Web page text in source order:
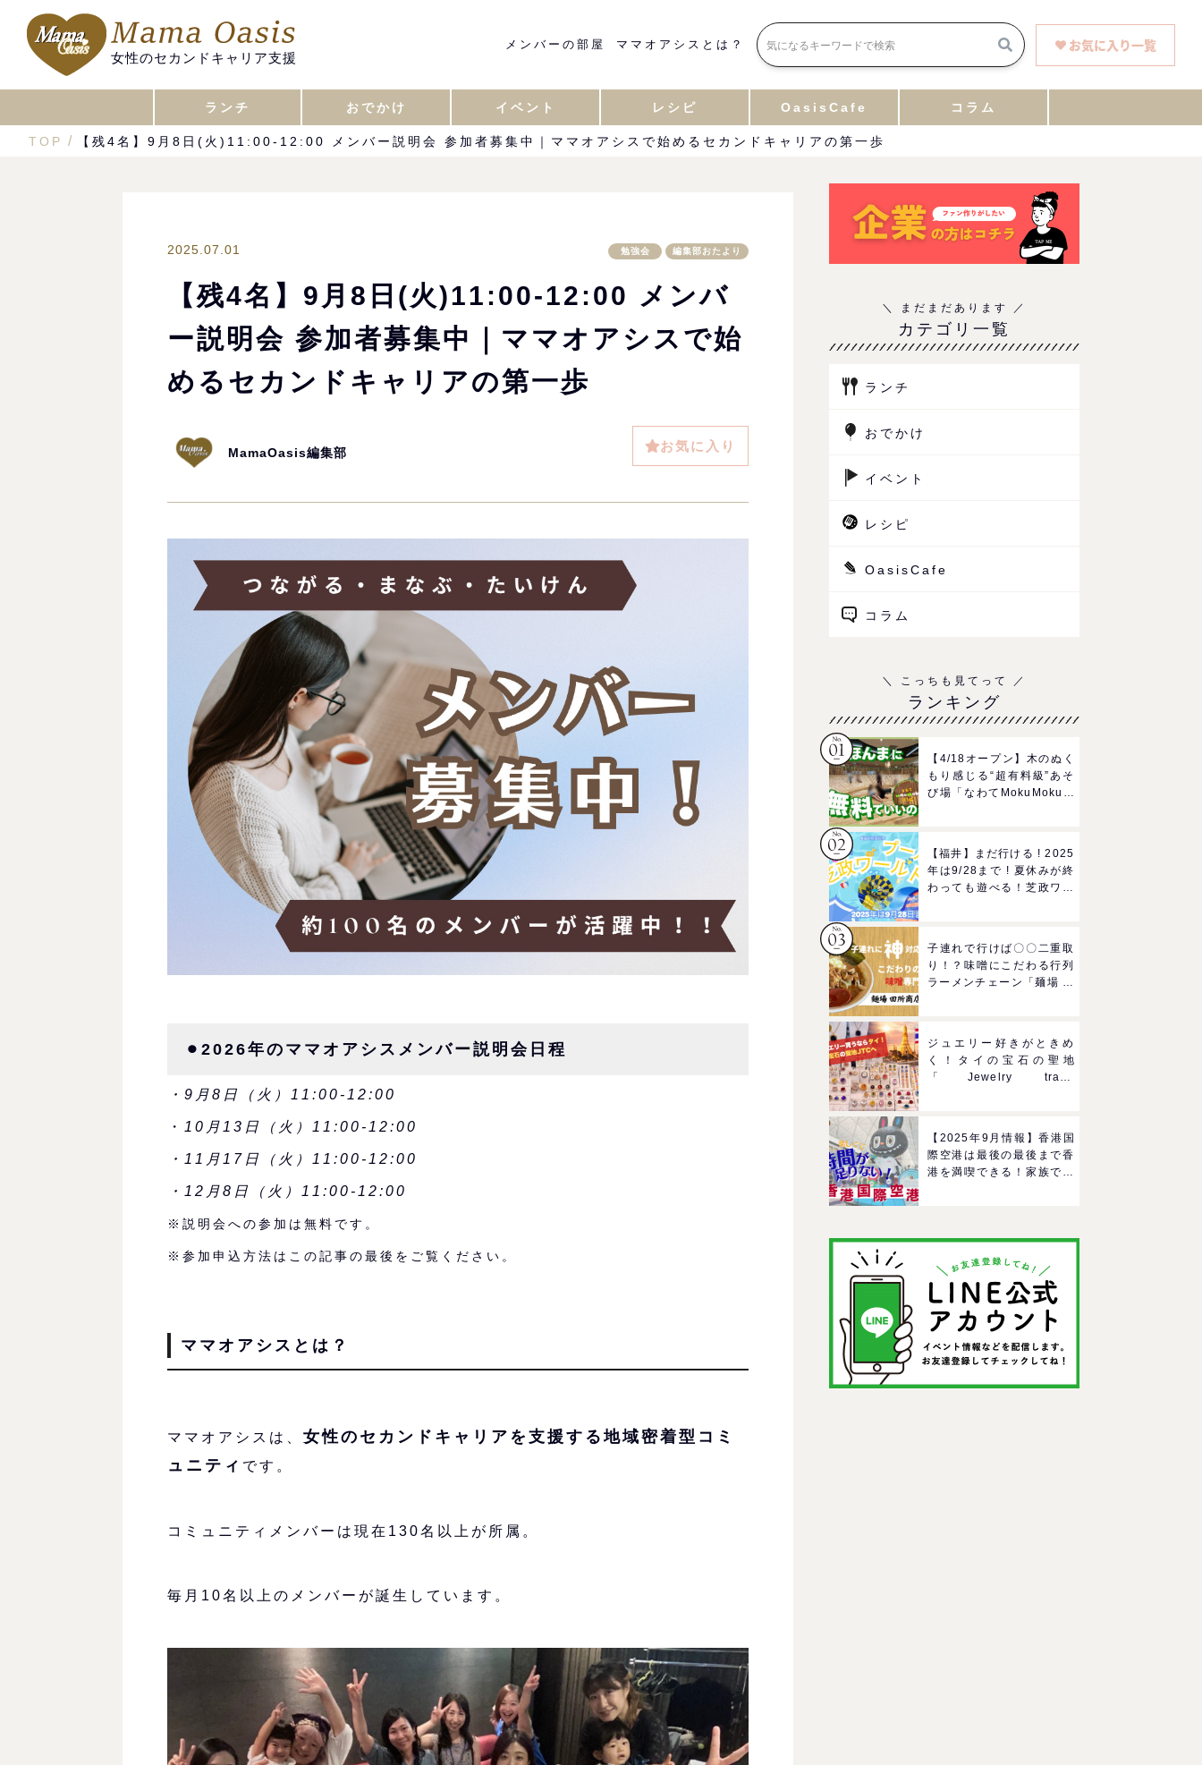
女性のセカンドキャリア支援
メンバーの部屋 ママオアシスとは？ お気に入り一覧
ランチ おでかけ イベント レシピ OasisCafe コラム
TOP 【残4名】9月8日(火)11:00-12:00 メンバー説明会 参加者募集中｜ママオアシスで始めるセカンドキャリアの第一歩
2025.07.01 勉強会 編集部おたより
【残4名】9月8日(火)11:00-12:00 メンバ
ー説明会 参加者募集中｜ママオアシスで始
めるセカンドキャリアの第一歩
MamaOasis編集部 お気に入り
⚫︎2026年のママオアシスメンバー説明会日程
・9月8日（火）11:00-12:00
・ 10月13日（火）11:00-12:00
・11月17日（火）11:00-12:00
・12月8日（火）11:00-12:00
※説明会への参加は無料です。
※参加申込方法はこの記事の最後をご覧ください。
ママオアシスとは？
ママオアシスは、 女性のセカンドキャリアを支援する地域密着型コミ
ュニティ です。
コミュニティメンバーは現在130名以上が所属。
毎月10名以上のメンバーが誕生しています。
カテゴリ一覧
ランチ
おでかけ
イベント
レシピ
OasisCafe
コラム
ランキング
【4/18オープン】木のぬく
もり感じる“超有料級”あそ
び場「なわてMokuMokuひ
【福井】まだ行ける ! 2025
年は9/28まで ! 夏休みが終
わっても遊べる！芝政ワー
子連れで行けば〇〇二重取
り！？味噌にこだわる行列
ラーメンチェーン「麺場 田
ジュエリー好きがときめ
く！タイの宝石の聖地
「Jewelry trade
【2025年9月情報】香港国
際空港は最後の最後まで香
港を満喫できる！家族で楽